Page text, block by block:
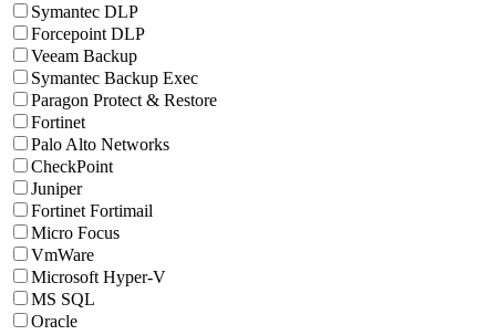
Symantec DLP
Forcepoint DLP
Veeam Backup
Symantec Backup Exec
Paragon Protect & Restore
Fortinet
Palo Alto Networks
CheckPoint
Juniper
Fortinet Fortimail
Micro Focus
VmWare
Microsoft Hyper-V
MS SQL
Oracle